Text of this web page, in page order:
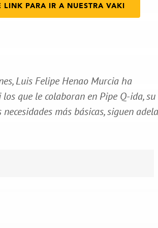
PARA IR A NUESTRA VAKI
Luis Felipe Henao Murcia ha
que le colaboran en Pipe Q-ida, su
más básicas, siguen